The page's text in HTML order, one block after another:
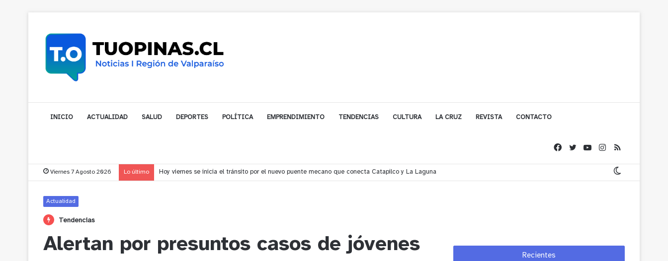
INICIO ACTUALIDAD SALUD DEPORTES POLÍTICA EMPRENDIMIENTO TENDENCIAS CULTURA LA CRUZ REVISTA CONTACTO
Viernes 7 Agosto 2026 Lo último Vecinos de Puchuncaví denuncian presunto traslado de aguas servidas hacia Concón desde planta cuestionada por Contraloría
Actualidad
Tendencias
Alertan por presuntos casos de jóvenes
Recientes